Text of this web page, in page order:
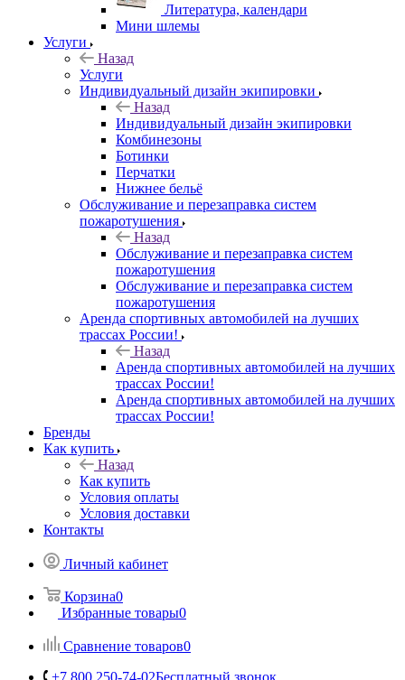
Литература, календари
Мини шлемы
Услуги
Назад
Услуги
Индивидуальный дизайн экипировки
Назад
Индивидуальный дизайн экипировки
Комбинезоны
Ботинки
Перчатки
Нижнее бельё
Обслуживание и перезаправка систем
пожаротушения
Назад
Обслуживание и перезаправка систем
пожаротушения
Обслуживание и перезаправка систем
пожаротушения
Аренда спортивных автомобилей на лучших
трассах России!
Назад
Аренда спортивных автомобилей на лучших
трассах России!
Аренда спортивных автомобилей на лучших
трассах России!
Бренды
Как купить
Назад
Как купить
Условия оплаты
Условия доставки
Контакты
Личный кабинет
Корзина0
Избранные товары0
Сравнение товаров0
+7 800 250-74-02Бесплатный звонок